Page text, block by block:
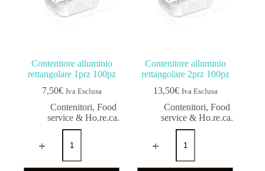
Contenitore alluminio
rettangolare 1prz 100pz
7,50€ Iva Esclusa
Contenitori,Food
service & Ho.re.ca.
Contenitore alluminio
rettangolare 2prz 100pz
13,50€ Iva Esclusa
Contenitori,Food
service & Ho.re.ca.